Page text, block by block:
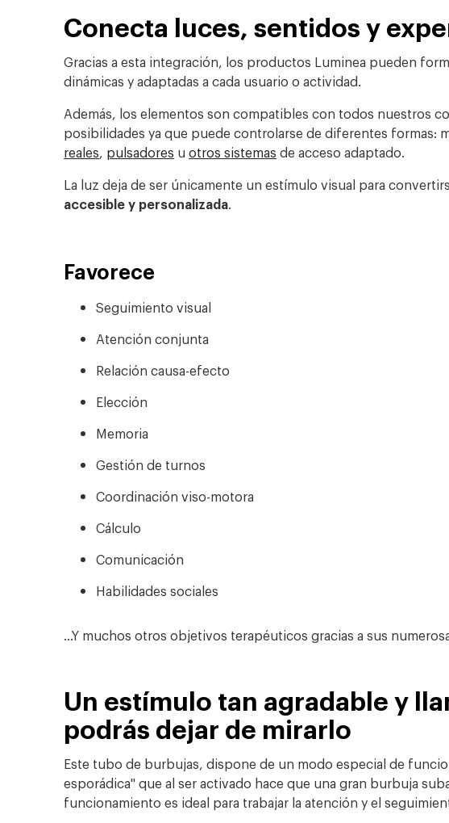
Conecta luces, sentidos y
Gracias a esta integración, los productos Luminea pueden
dinámicas y adaptadas a cada usuario o actividad.
Además, los elementos son compatibles con todos nuestros
posibilidades ya que puede controlarse de diferentes formas:
reales, pulsadores uotros sistemas de acceso adaptado.
La luz deja de ser únicamente un estímulo visual para
accesible y personalizada.
Favorece
Seguimiento visual
Atención conjunta
Relación causa-efecto
Elección
Memoria
Gestión de turnos
Coordinación viso-motora
Cálculo
Comunicación
Habilidades sociales
...Y muchos otros objetivos terapéuticos gracias a sus
Un estímulo tan agradable y
podrás dejar de mirarlo
Este tubo de burbujas, dispone de un modo especial de
esporádica" que al ser activado hace que una gran burbuja
funcionamiento es ideal para trabajar la atención y el